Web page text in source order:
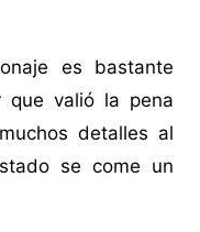
es bastante
que valió la pena
detalles al
se come un